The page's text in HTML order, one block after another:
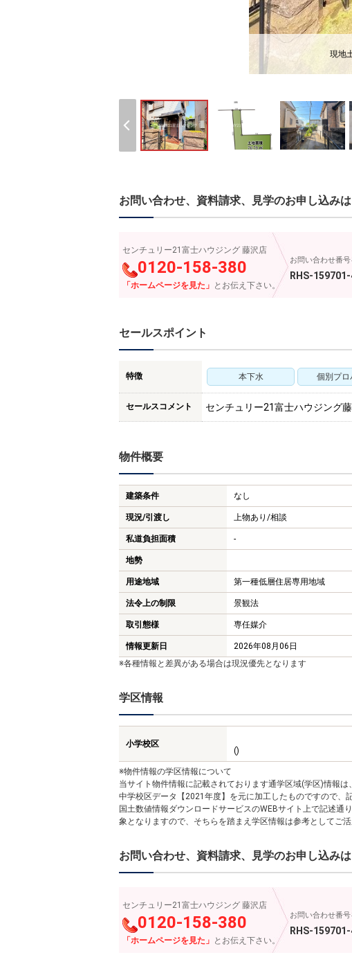
現地
お問い合わせ、資料請求、見学のお申し込み
センチュリー21富士ハウジング 藤沢店
0120-158-380
「ホームページを見た」 とお伝え下さい。
お問い合わせ番
RHS-
セールスポイント
特徴 本下水 個別プロ
セールスコメント センチュリー21富士ハウジング
物件概要
建築条件 なし
現況/引渡し 上物あり/相談
私道負担面積 -
地勢
用途地域 第一種低層住居専用地域
法令上の制限 景観法
取引態様 専任媒介
情報更新日 2026年08月06日
※各種情報と差異がある場合は現況優先となります
学区情報
小学校区
()
※物件情報の学区情報について
当サイト物件情報に記載されております通学区域(学区)情報
中学校区データ【2021年度】を元に加工したものですので、
国土数値情報ダウンロードサービスのWEBサイト上で記述
象となりますので、そちらを踏まえ学区情報は参考としてご活
お問い合わせ、資料請求、見学のお申し込み
センチュリー21富士ハウジング 藤沢店
0120-158-380
「ホームページを見た」 とお伝え下さい。
お問い合わせ番
RHS-